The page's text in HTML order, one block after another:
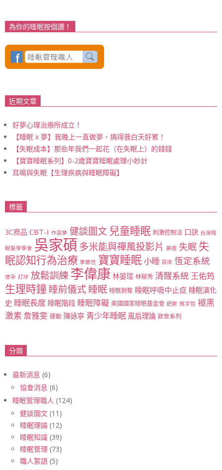
為你的睡眠按個讚！
近期文章
好夢心理治療所成立！
【睡眠 x 夢】我晚上一直做夢，搞得我白天好累！
【失眠成本】那些年我們一起花（在失眠上）的錢錢
【寶寶睡眠系列】0-2歲寶寶睡眠處理小妙計
耳鳴與失眠【生理疾病與睡眠障礙】
標籤
3C商品 CBT-I 作惡夢 健談圖文 兒童睡眠 刺激控制法 口訣 台灣睡
眠醫學學會 吳家碩 多米能與禪風投影片 夢遊 失眠 失
眠認知行為治療 季節性 寶寶睡眠小睡 尿床 恆定系統
懷孕 打呼 放鬆訓練 李偉康 林晏瑄 林郁秀 清醒系統 王佑筠
生理時鐘睡前儀式睡眠 睡眠剝奪 睡眠呼吸中止症 睡眠演化
史 睡眠長度 睡眠階段 睡眠障礙 美國國家睡眠基金會 肥胖 蔡宇哲 褪黑
激素詹雅雯 運動 陳詠寧 青少年睡眠 風扇理論 飲食系列
分類
最新消息 (6)
協會消息 (6)
睡眠管理職人 (124)
健談圖文 (11)
睡眠理論 (12)
睡眠知識 (39)
睡眠管理 (73)
職人絮語 (5)